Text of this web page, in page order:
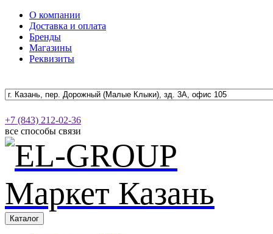
О компании
Доставка и оплата
Бренды
Магазины
Реквизиты
+7 (843) 212-02-36
все способы связи
Каталог